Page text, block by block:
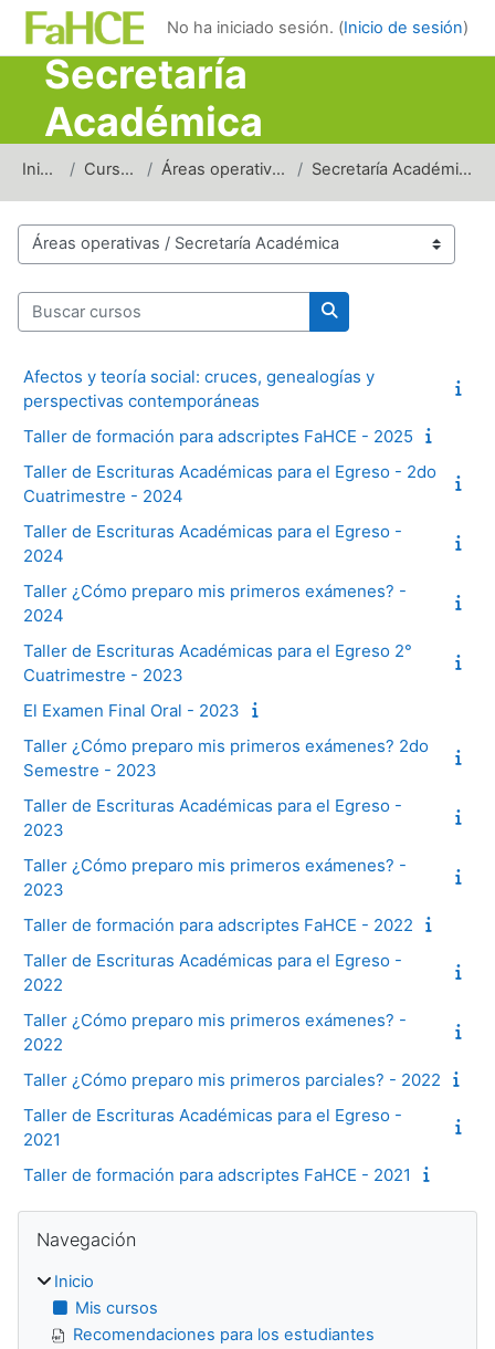
Salta al contenido principal
No ha iniciado sesión. (Inicio de sesión)
Secretaría
Académica
Inicio Cursos Áreas operativas Secretaría Académica
Categorías del curso
Buscar cursos
Buscar cursos
Afectos y teoría social: cruces, genealogías y
perspectivas contemporáneas
Taller de formación para adscriptes FaHCE - 2025
Taller de Escrituras Académicas para el Egreso - 2do
Cuatrimestre - 2024
Taller de Escrituras Académicas para el Egreso -
2024
Taller ¿Cómo preparo mis primeros exámenes? -
2024
Taller de Escrituras Académicas para el Egreso 2°
Cuatrimestre - 2023
El Examen Final Oral - 2023
Taller ¿Cómo preparo mis primeros exámenes? 2do
Semestre - 2023
Taller de Escrituras Académicas para el Egreso -
2023
Taller ¿Cómo preparo mis primeros exámenes? -
2023
Taller de formación para adscriptes FaHCE - 2022
Taller de Escrituras Académicas para el Egreso -
2022
Taller ¿Cómo preparo mis primeros exámenes? -
2022
Taller ¿Cómo preparo mis primeros parciales? - 2022
Taller de Escrituras Académicas para el Egreso -
2021
Taller de formación para adscriptes FaHCE - 2021
Bloques
Navegación
Inicio
Mis cursos
Recomendaciones para los estudiantes